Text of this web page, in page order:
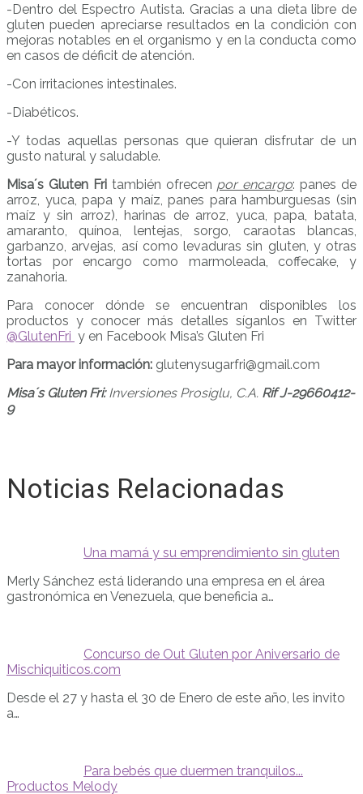
-Dentro del Espectro Autista. Gracias a una dieta libre de
gluten pueden apreciarse resultados en la condición con
mejoras notables en el organismo y en la conducta como
en casos de déficit de atención.
-Con irritaciones intestinales.
-Diabéticos.
-Y todas aquellas personas que quieran disfrutar de un
gusto natural y saludable.
Misa´s Gluten Fritambién ofrecen por encargo: panes de
arroz, yuca, papa y maíz, panes para hamburguesas (sin
maíz y sin arroz), harinas de arroz, yuca, papa, batata,
amaranto, quínoa, lentejas, sorgo, caraotas blancas,
garbanzo, arvejas, así como levaduras sin gluten, y otras
tortas por encargo como marmoleada, coffecake, y
zanahoria.
Para conocer dónde se encuentran disponibles los
productos y conocer más detalles síganlos en Twitter
@GlutenFri y en Facebook Misa’s Gluten Fri
Para mayor información: glutenysugarfri@gmail.com
Misa´s Gluten Fri:Inversiones Prosiglu, C.A. Rif J-29660412-
9
Noticias Relacionadas
Una mamá y su emprendimiento sin gluten
Merly Sánchez está liderando una empresa en el área
gastronómica en Venezuela, que beneficia a…
Concurso de Out Gluten por Aniversario de
Mischiquiticos.com
Desde el 27 y hasta el 30 de Enero de este año, les invito
a…
Para bebés que duermen tranquilos...
Productos Melody